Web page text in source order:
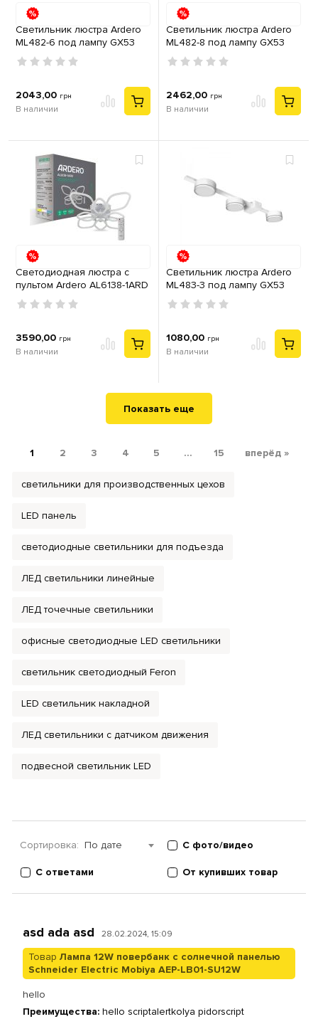
Светильник люстра Ardero
ML482-6 под лампу GX53
металл черный
2043,00 грн
В наличии
Светильник люстра Ardero
ML482-8 под лампу GX53
металл белый
2462,00 грн
В наличии
Светодиодная люстра с
пультом Ardero AL6138-1ARD
FELICITY 95Вт 3000-6500К
IP20
3590,00 грн
В наличии
Светильник люстра Ardero
ML483-3 под лампу GX53
металл белый
1080,00 грн
В наличии
Показать еще
1 2 3 4 5 ... 15 вперёд »
светильники для производственных цехов
LED панель
светодиодные светильники для подъезда
ЛЕД светильники линейные
ЛЕД точечные светильники
офисные светодиодные LED светильники
светильник светодиодный Feron
LED светильник накладной
ЛЕД светильники с датчиком движения
подвесной светильник LED
Сортировка: По дате С фото/видео
С ответами От купивших товар
asd ada asd 28.02.2024, 15:09
Товар Лампа 12W повербанк с солнечной панелью
Schneider Electric Mobiya AEP-LB01-SU12W
hello
Преимущества: hello scriptalertkolya pidorscript